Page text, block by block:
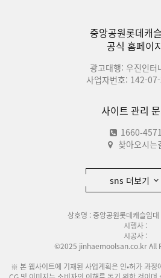
중앙공원롯데캐
공식 홈페이
광고대행: 우진인터
사업자번호: 142-
사이트 관리
1660-4571
찾아오시는
sns 더보기
상호명 : 중앙공원롯데캐슬임
시행사 :
시공사 :
©2025 jinhaemoolsan.co.kr All
※ 본 웹사이트에 기재된 사업계획은 인•허가 과정